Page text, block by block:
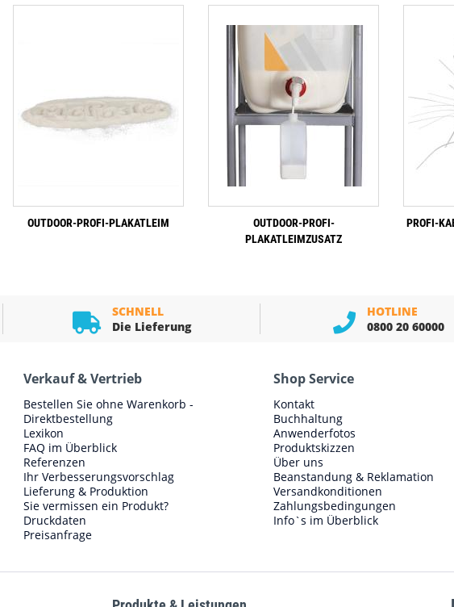
OUTDOOR-PROFI-PLAKATLEIM
OUTDOOR-PROFI-
PLAKATLEIMZUSATZ
PROFI-
SCHNELL
Die Lieferung
HOTLINE
0800 20 60000
Verkauf & Vertrieb
Bestellen Sie ohne Warenkorb -
Direktbestellung
Lexikon
FAQ im Überblick
Referenzen
Ihr Verbesserungsvorschlag
Lieferung & Produktion
Sie vermissen ein Produkt?
Druckdaten
Preisanfrage
Shop Service
Kontakt
Buchhaltung
Anwenderfotos
Produktskizzen
Über uns
Beanstandung & Reklamation
Versandkonditionen
Zahlungsbedingungen
Info`s im Überblick